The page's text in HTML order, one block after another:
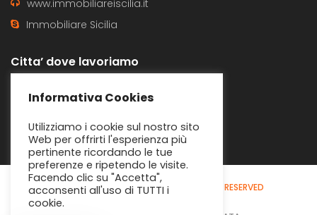
www.immobiliareiscilia.it
Immobiliare Sicilia
Citta’ dove lavoriamo
Butera
© 2020 - IMMOBILIARE SICILIA ALL RIGHTS RESERVED
Informativa Cookies
Utilizziamo i cookie sul nostro sito
Web per offrirti l'esperienza più
pertinente ricordando le tue
preferenze e ripetendo le visite.
Facendo clic su "Accetta",
acconsenti all'uso di TUTTI i
cookie.